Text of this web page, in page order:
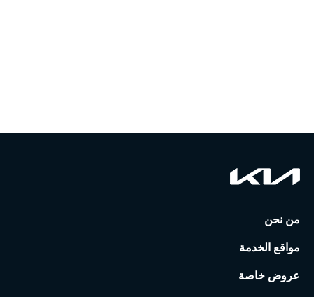
من نحن
مواقع الخدمة
عروض خاصة